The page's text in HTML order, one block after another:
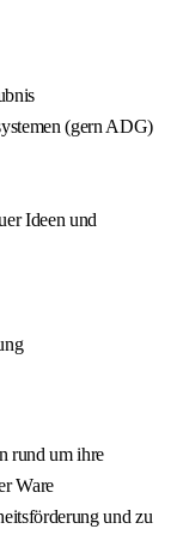
(gern ADG)
Ideen und
rund um ihre
Ware
und zu